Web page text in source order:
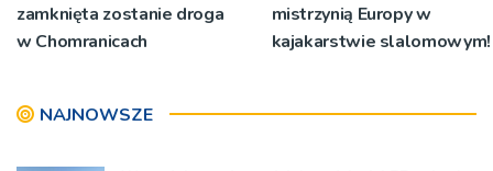
zamknięta zostanie droga
w Chomranicach
mistrzynią Europy w
kajakarstwie slalomowym!
NAJNOWSZE